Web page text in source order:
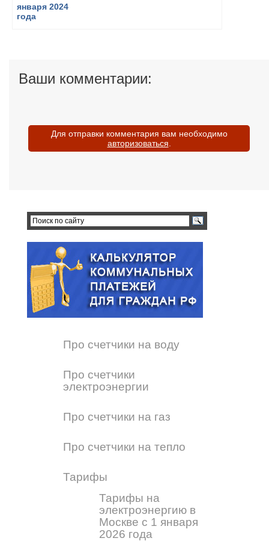
Ваши комментарии:
Для отправки комментария вам необходимо
авторизоваться
Про счетчики на воду
Про счетчики
электроэнергии
Про счетчики на газ
Про счетчики на тепло
Тарифы
Тарифы на
электроэнергию в
Москве с 1 января
2026 года